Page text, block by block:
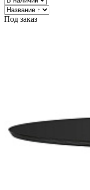
Под заказ